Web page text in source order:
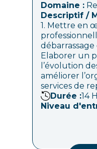
Domaine :
Descriptif /
1. Mettre en
débarrassage
Elaborer un
l’évolution
améliorer
services de
Durée :14H
Niveau